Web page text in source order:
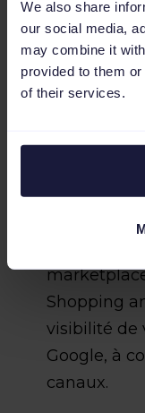
We also share
our social media,
may combine it
provided to them
of their services.
famille.
Conrad :
forte
Shopping
visibilité de
Google, à
canaux.